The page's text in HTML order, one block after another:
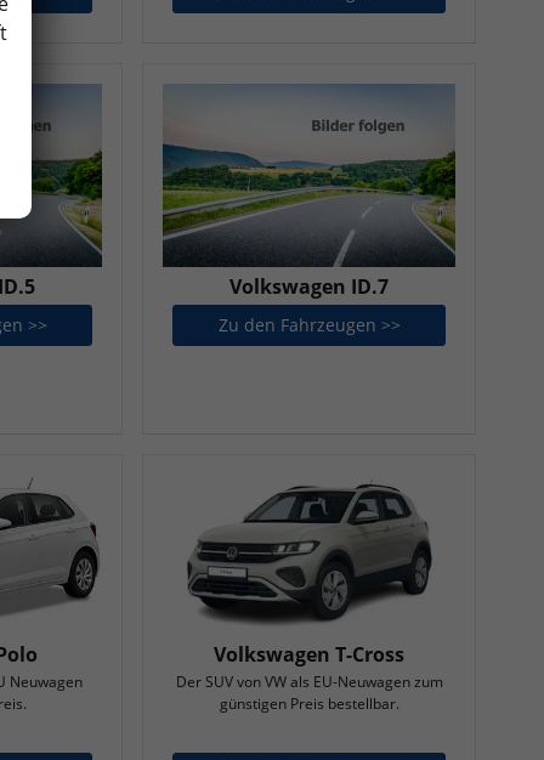
>>
Volkswagen ID.7
Zu den Fahrzeugen >>
Neuwagen
Volkswagen T-Cross
Der SUV von VW als EU-Neuwagen zum
günstigen Preis bestellbar.